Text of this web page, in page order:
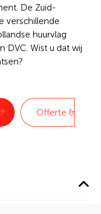
De Zuid-
verschillende
huurvlag
DVC. Wist u dat wij
Offerte &